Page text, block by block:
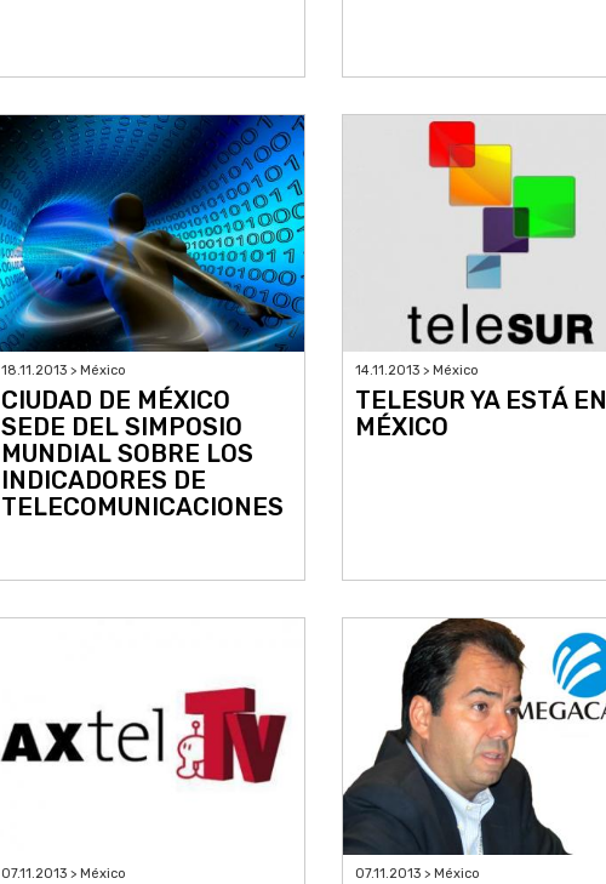
18.11.2013 > México
CIUDAD DE MÉXICO
SEDE DEL SIMPOSIO
MUNDIAL SOBRE LOS
INDICADORES DE
TELECOMUNICACIONES
14.11.2013 > México
TELESUR YA ESTÁ EN
MÉXICO
07.11.2013 > México 07.11.2013 > México